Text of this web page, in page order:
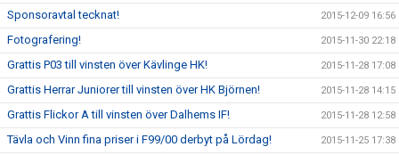
Sponsoravtal tecknat! 2015-12-09 16:56
Fotografering! 2015-11-30 22:18
Grattis P03 till vinsten över Kävlinge HK! 2015-11-28 17:08
Grattis Herrar Juniorer till vinsten över HK Björnen! 2015-11-28 14:15
Grattis Flickor A till vinsten över Dalhems IF! 2015-11-28 12:58
Tävla och Vinn fina priser i F99/00 derbyt på Lördag! 2015-11-25 17:38